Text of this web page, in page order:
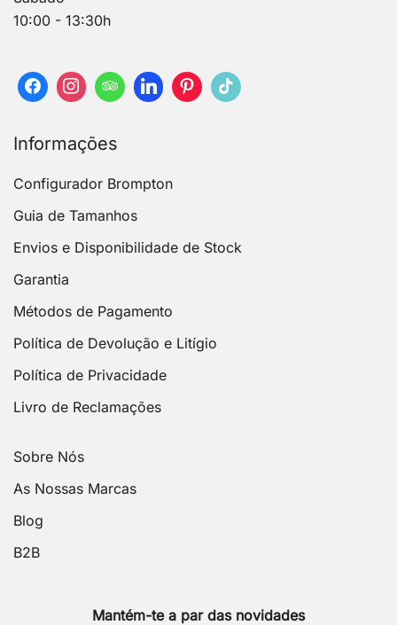
10:00 - 13:30h
Informações
Configurador Brompton
Guia de Tamanhos
Envios e Disponibilidade de Stock
Garantia
Métodos de Pagamento
Política de Devolução e Litígio
Política de Privacidade
Livro de Reclamações
Sobre Nós
As Nossas Marcas
Blog
B2B
Mantém-te a par das novidades